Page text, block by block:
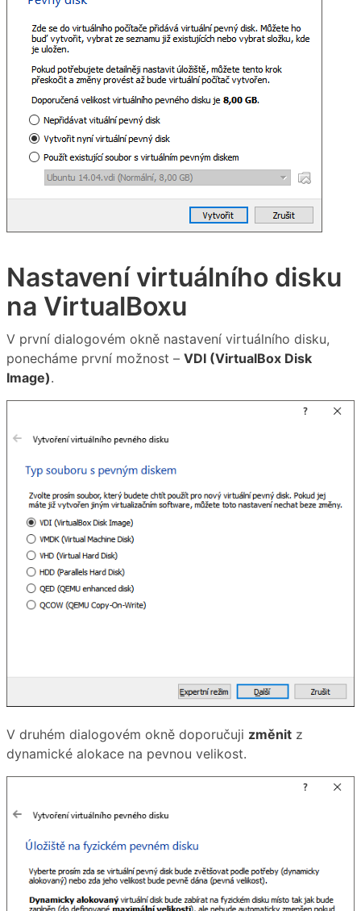
Nastavení virtuálního disku
na VirtualBoxu
V první dialogovém okně nastavení virtuálního disku,
ponecháme první možnost – VDI (VirtualBox Disk
Image).
V druhém dialogovém okně doporučuji změnit z
dynamické alokace na pevnou velikost.